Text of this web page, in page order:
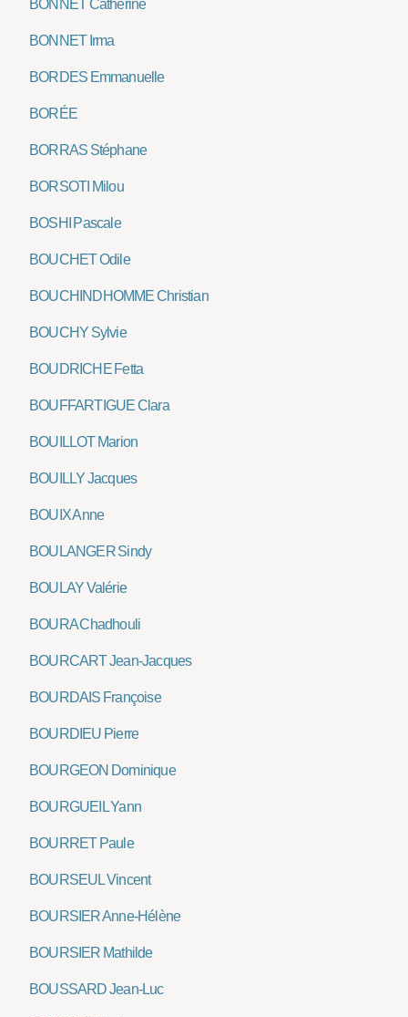
BONNET Catherine
BONNET Irma
BORDES Emmanuelle
BORÉE
BORRAS Stéphane
BORSOTI Milou
BOSHI Pascale
BOUCHET Odile
BOUCHINDHOMME Christian
BOUCHY Sylvie
BOUDRICHE Fetta
BOUFFARTIGUE Clara
BOUILLOT Marion
BOUILLY Jacques
BOUIX Anne
BOULANGER Sindy
BOULAY Valérie
BOURA Chadhouli
BOURCART Jean-Jacques
BOURDAIS Françoise
BOURDIEU Pierre
BOURGEON Dominique
BOURGUEIL Yann
BOURRET Paule
BOURSEUL Vincent
BOURSIER Anne-Hélène
BOURSIER Mathilde
BOUSSARD Jean-Luc